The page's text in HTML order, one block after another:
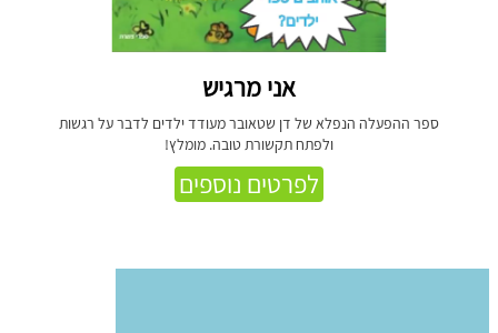
אני מרגיש
ספר ההפעלה הנפלא של דן שטאובר מעודד ילדים לדבר על רגשות
ולפתח תקשורת טובה. מומלץ!
לפרטים נוספים